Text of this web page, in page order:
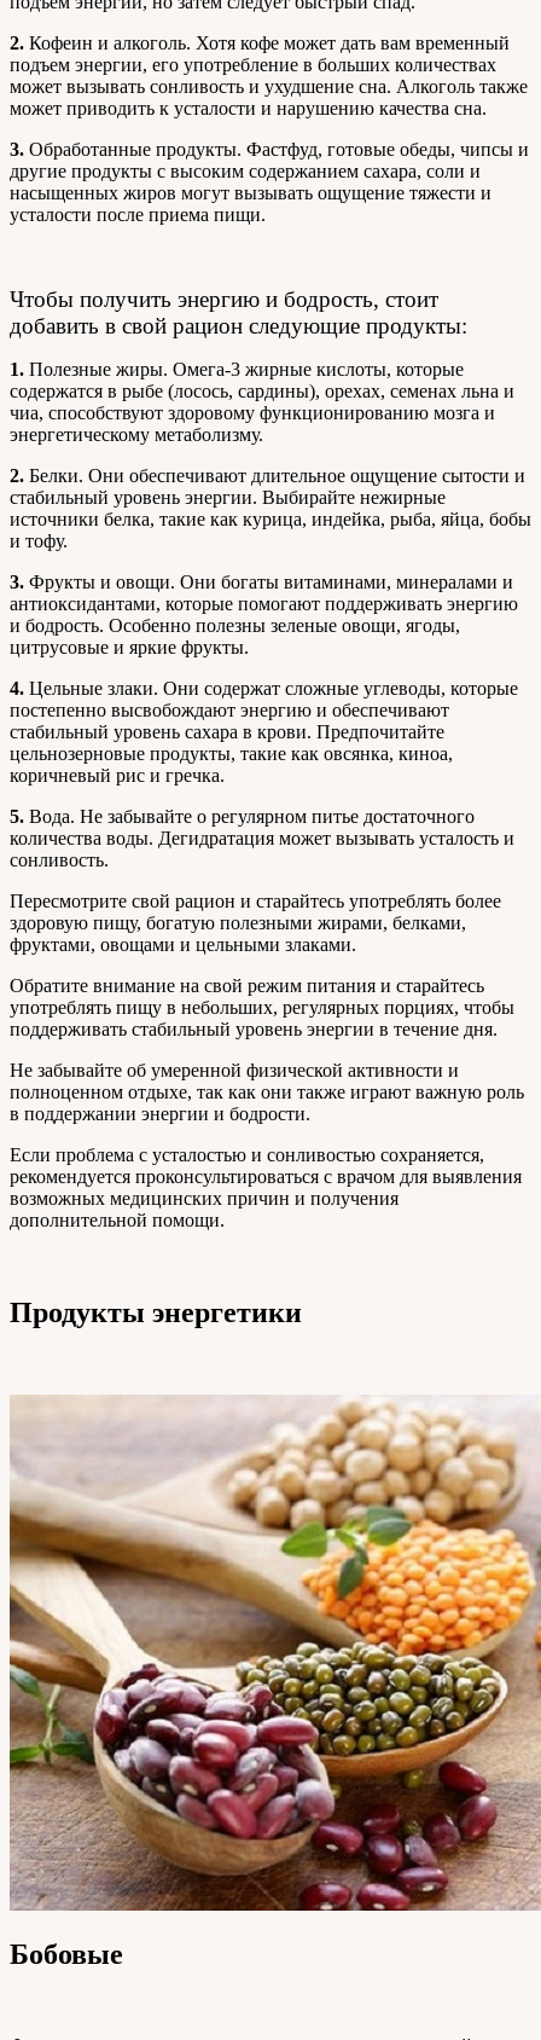
2. Кофеин и алкоголь. Хотя кофе может дать вам временный
подъем энергии, его употребление в больших количествах
может вызывать сонливость и ухудшение сна. Алкоголь также
может приводить к усталости и нарушению качества сна.
3. Обработанные продукты. Фастфуд, готовые обеды, чипсы и
другие продукты с высоким содержанием сахара, соли и
насыщенных жиров могут вызывать ощущение тяжести и
усталости после приема пищи.
Чтобы получить энергию и бодрость, стоит
добавить в свой рацион следующие продукты:
1. Полезные жиры. Омега-3 жирные кислоты, которые
содержатся в рыбе (лосось, сардины), орехах, семенах льна и
чиа, способствуют здоровому функционированию мозга и
энергетическому метаболизму.
2. Белки. Они обеспечивают длительное ощущение сытости и
стабильный уровень энергии. Выбирайте нежирные
источники белка, такие как курица, индейка, рыба, яйца, бобы
и тофу.
3. Фрукты и овощи. Они богаты витаминами, минералами и
антиоксидантами, которые помогают поддерживать энергию
и бодрость. Особенно полезны зеленые овощи, ягоды,
цитрусовые и яркие фрукты.
4. Цельные злаки. Они содержат сложные углеводы, которые
постепенно высвобождают энергию и обеспечивают
стабильный уровень сахара в крови. Предпочитайте
цельнозерновые продукты, такие как овсянка, киноа,
коричневый рис и гречка.
5. Вода. Не забывайте о регулярном питье достаточного
количества воды. Дегидратация может вызывать усталость и
сонливость.
Пересмотрите свой рацион и старайтесь употреблять более
здоровую пищу, богатую полезными жирами, белками,
фруктами, овощами и цельными злаками.
Обратите внимание на свой режим питания и старайтесь
употреблять пищу в небольших, регулярных порциях, чтобы
поддерживать стабильный уровень энергии в течение дня.
Не забывайте об умеренной физической активности и
полноценном отдыхе, так как они также играют важную роль
в поддержании энергии и бодрости.
Если проблема с усталостью и сонливостью сохраняется,
рекомендуется проконсультироваться с врачом для выявления
возможных медицинских причин и получения
дополнительной помощи.
Продукты энергетики
Бобовые